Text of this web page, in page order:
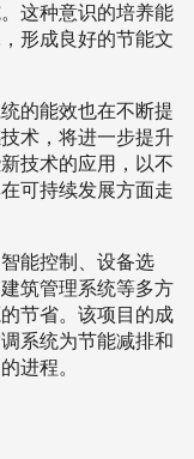
这种意识的培养能
形成良好的节能文
的能效也在不断提
术，将进一步提升
技术的应用，以不
可持续发展方面走
能控制、设备选
筑管理系统等多方
节省。该项目的成
系统为节能减排和
进程。